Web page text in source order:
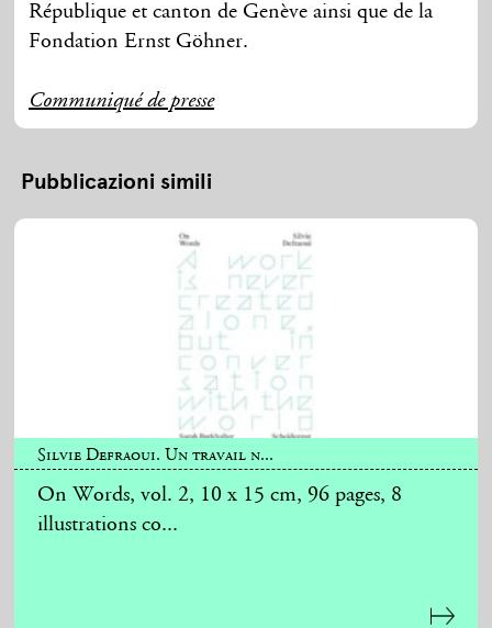
République et canton de Genève ainsi que de la
Fondation Ernst Göhner.
Communiqué de presse
Pubblicazioni simili
Silvie Defraoui. Un travail n...
On Words, vol. 2, 10 x 15 cm, 96 pages, 8
illustrations co...